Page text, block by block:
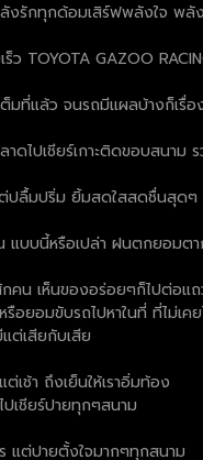
รักทุกด้อมเสิร์ฟพลังใจ พลั
ร็ว TOYOTA GAZOO
มที่แล้ว จนรถมีแผลบ้างก็เรื่
ดไปเชียร์เกาะติดขอบสนา
ปลื้มปริ่ม ยิ้มสดใสสดชื่นสุด
แบบนี้หรือเปล่า ฝนตกยอม
กคน เห็นของอร่อยๆก็ไปต่อแ
อยอมขับรถไปหาในที่ ที่ไม่เคย
ต่เสียกับเสีย
เช้า ถึงเย็นให้เราอิ่มท้อง
เชียร์ปายทุกๆสนาม
แต่ปายตั้งใจมากๆทุกสนาม